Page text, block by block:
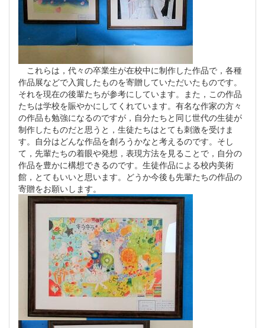
これらは，代々の卒業生が在校中に制作した作品で，各種
作品展などで入賞したものを寄贈していただいたものです。
それを現在の後輩たちが参考にしています。また，この作品
たちは学校を賑やかにしてくれています。有名な作家の方々
の作品も勉強になるのですが，自分たちと同じ世代の生徒が
制作したものだと思うと，生徒たちはとても刺激を受けま
す。自分はどんな作品を創ろうかなと考えるのです。そし
て，先輩たちの着眼や発想，表現方法を見ることで，自分の
作品を豊かに構想できるのです。生徒作品による校内美術
館，とてもいいと思います。どうか今後も先輩たちの作品の
寄贈をお願いします。